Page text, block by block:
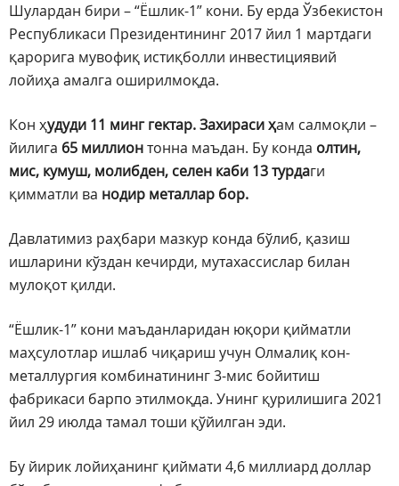
Шулардан бири – “Ёшлик-1” кони. Бу ерда Ўзбекистон
Республикаси Президентининг 2017 йил 1 мартдаги
қарорига мувофиқ истиқболли инвестициявий
лойиҳа амалга оширилмоқда.
Кон ҳудуди 11 минг гектар.Захираси ҳам салмоқли –
йилига 65 миллионтонна маъдан. Бу конда олтин,
мис, кумуш, молибден, селен каби 13 турдаги
қимматли ва нодир металлар бор.
Давлатимиз раҳбари мазкур конда бўлиб, қазиш
ишларини кўздан кечирди, мутахассислар билан
мулоқот қилди.
“Ёшлик-1” кони маъданларидан юқори қийматли
маҳсулотлар ишлаб чиқариш учун Олмалиқ кон-
металлургия комбинатининг 3-мис бойитиш
фабрикаси барпо этилмоқда. Унинг қурилишига 2021
йил 29 июлда тамал тоши қўйилган эди.
Бу йирик лойиҳанинг қиймати 4,6 миллиард доллар